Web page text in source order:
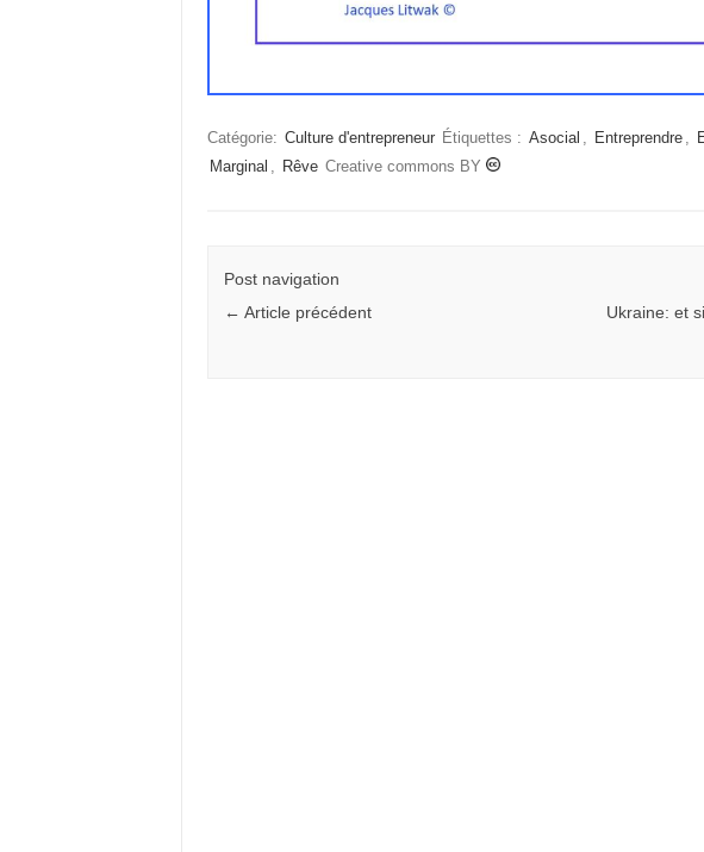
Catégorie: Culture d'entrepreneur Étiquettes : Asocial Entreprendre
Marginal
Rêve Creative commons BY
Post navigation
← Article précédent
Ukraine: et